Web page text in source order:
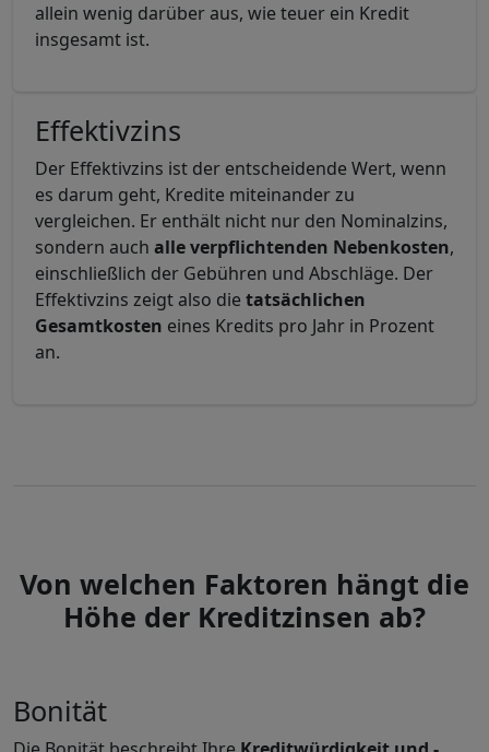
allein wenig darüber aus, wie teuer ein Kredit
insgesamt ist.
Effektivzins
Der Effektivzins ist der entscheidende Wert, wenn
es darum geht, Kredite miteinander zu
vergleichen. Er enthält nicht nur den Nominalzins,
sondern auch alle verpflichtenden Nebenkosten,
einschließlich der Gebühren und Abschläge. Der
Effektivzins zeigt also die tatsächlichen
Gesamtkosten eines Kredits pro Jahr in Prozent
an.
Von welchen Faktoren hängt die
Höhe der Kreditzinsen ab?
Bonität